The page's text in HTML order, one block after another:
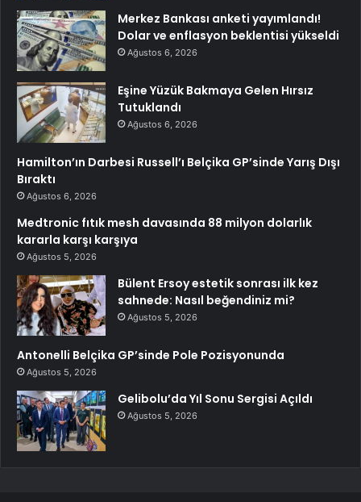
Merkez Bankası anketi yayımlandı!
Dolar ve enflasyon beklentisi yükseldi
Ağustos 6, 2026
Eşine Yüzük Bakmaya Gelen Hırsız
Tutuklandı
Ağustos 6, 2026
Hamilton’ın Darbesi Russell’ı Belçika GP’sinde Yarış Dışı
Bıraktı
Ağustos 6, 2026
Medtronic fıtık mesh davasında 88 milyon dolarlık
kararla karşı karşıya
Ağustos 5, 2026
Bülent Ersoy estetik sonrası ilk kez
sahnede: Nasıl beğendiniz mi?
Ağustos 5, 2026
Antonelli Belçika GP’sinde Pole Pozisyonunda
Ağustos 5, 2026
Gelibolu’da Yıl Sonu Sergisi Açıldı
Ağustos 5, 2026